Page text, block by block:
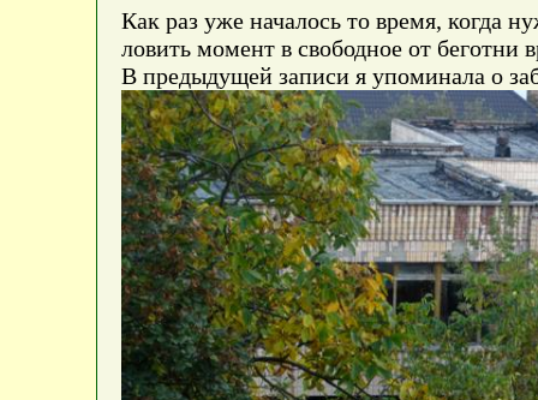
Как раз уже началось то время, когда
ловить момент в свободное от беготни
В предыдущей записи я упоминала о